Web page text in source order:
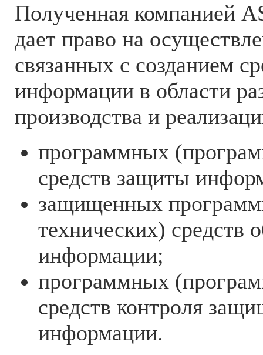
Полученная компанией
дает право на
связанных с созданием
информации в области
производства и
программных
средств защиты
защищенных
технических) средств
информации;
программных
средств контроля
информации.